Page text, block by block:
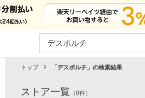
イベント一覧 ショッピング
トップ 「 デスポルチ 」の検索結果
ストア一覧 （0件）